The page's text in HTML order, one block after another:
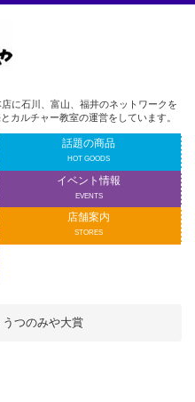
に石川、富山、福井のネットワークを
カルチャー教室の運営をしています。
話題の商品
HOT GOODS
イベント情報
EVENTS
店舗案内
STORES
うつのみや大賞